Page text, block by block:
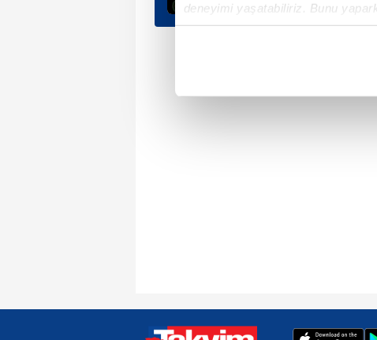
deneyimi yaşatabiliriz. Bunu
içerikleri sunabilmek adına